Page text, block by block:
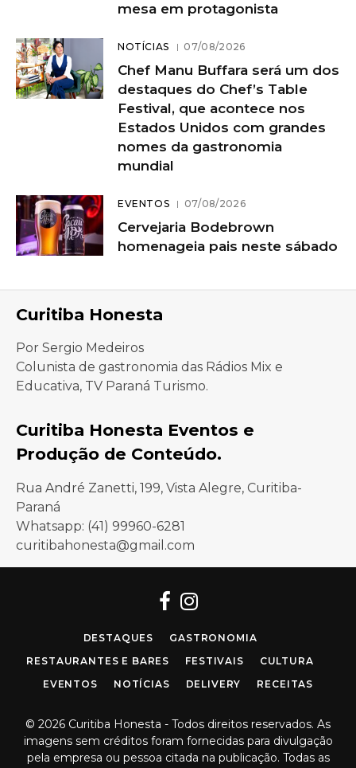
mesa em protagonista
NOTÍCIAS 07/08/2026
Chef Manu Buffara será um dos
destaques do Chef’s Table
Festival, que acontece nos
Estados Unidos com grandes
nomes da gastronomia
mundial
EVENTOS 07/08/2026
Cervejaria Bodebrown
homenageia pais neste sábado
Curitiba Honesta
Por Sergio Medeiros
Colunista de gastronomia das Rádios Mix e
Educativa, TV Paraná Turismo.
Curitiba Honesta Eventos e
Produção de Conteúdo.
Rua André Zanetti, 199, Vista Alegre, Curitiba-
Paraná
Whatsapp: (41) 99960-6281
curitibahonesta@gmail.com
Facebook
Instagram
DESTAQUES
GASTRONOMIA
RESTAURANTES E BARES
FESTIVAIS
CULTURA
EVENTOS
NOTÍCIAS DELIVERY RECEITAS
© 2026 Curitiba Honesta - Todos direitos reservados. As
imagens sem créditos foram fornecidas para divulgação
pela empresa ou pessoa citada na publicação. Todas as